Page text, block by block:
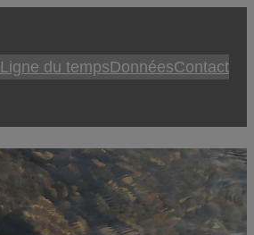
Ligne du tempsDonnéesContact